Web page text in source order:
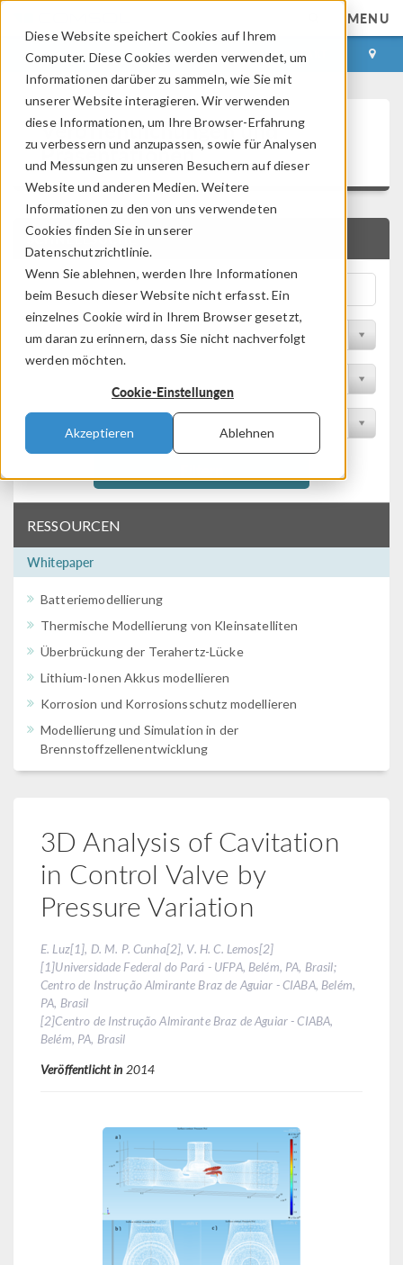
Diese Website speichert Cookies auf Ihrem
Computer. Diese Cookies werden verwendet, um
Informationen darüber zu sammeln, wie Sie mit
unserer Website interagieren. Wir verwenden
diese Informationen, um Ihre Browser-Erfahrung
zu verbessern und anzupassen, sowie für Analysen
und Messungen zu unseren Besuchern auf dieser
Website und anderen Medien. Weitere
Informationen zu den von uns verwendeten
Cookies finden Sie in unserer
Datenschutzrichtlinie.
Wenn Sie ablehnen, werden Ihre Informationen
beim Besuch dieser Website nicht erfasst. Ein
einzelnes Cookie wird in Ihrem Browser gesetzt,
um daran zu erinnern, dass Sie nicht nachverfolgt
werden möchten.
Cookie-Einstellungen
Akzeptieren Ablehnen
MENU
ANMELDEN KONTAKT
Veröffentlichungen und
Präsentationen
SCHNELLSUCHE
Nach Themengebiet filtern
RESSOURCEN
Whitepaper
Batteriemodellierung
Thermische Modellierung von Kleinsatelliten
Überbrückung der Terahertz-Lücke
Lithium-Ionen Akkus modellieren
Korrosion und Korrosionsschutz modellieren
Modellierung und Simulation in der
Brennstoffzellenentwicklung
3D Analysis of Cavitation
in Control Valve by
Pressure Variation
E. Luz[1], D. M. P. Cunha[2], V. H. C. Lemos[2]
[1]Universidade Federal do Pará - UFPA, Belém, PA, Brasil;
Centro de Instrução Almirante Braz de Aguiar - CIABA, Belém,
PA, Brasil
[2]Centro de Instrução Almirante Braz de Aguiar - CIABA,
Belém, PA, Brasil
Veröffentlicht in 2014